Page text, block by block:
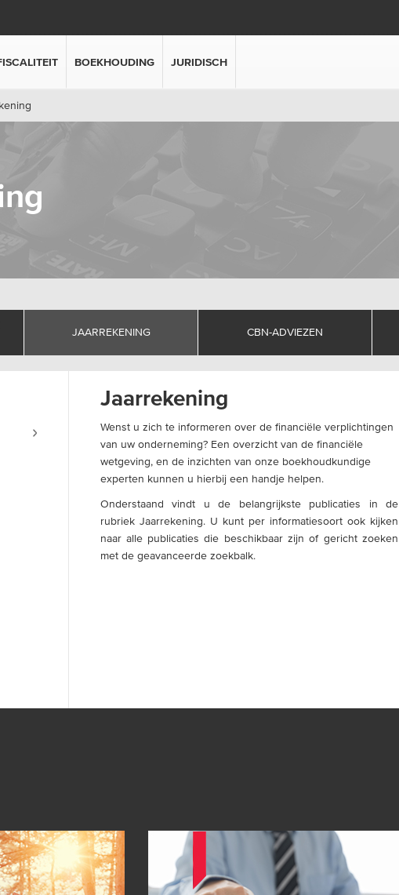
BOEKHOUDING JURIDISCH
JAARREKENING CBN-ADVIEZEN
Jaarrekening
Wenst u zich te informeren over de financiële verplichtingen
van uw onderneming? Een overzicht van de financiële
wetgeving, en de inzichten van onze boekhoudkundige
experten kunnen u hierbij een handje helpen.
Onderstaand vindt u de belangrijkste publicaties in de
rubriek Jaarrekening. U kunt per informatiesoort ook kijken
naar alle publicaties die beschikbaar zijn of gericht zoeken
met de geavanceerde zoekbalk.